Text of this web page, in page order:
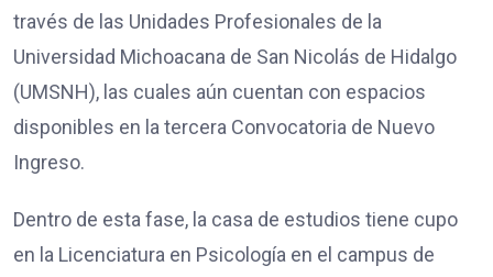
través de las Unidades Profesionales de la
Universidad Michoacana de San Nicolás de Hidalgo
(UMSNH), las cuales aún cuentan con espacios
disponibles en la tercera Convocatoria de Nuevo
Ingreso.
Dentro de esta fase, la casa de estudios tiene cupo
en la Licenciatura en Psicología en el campus de